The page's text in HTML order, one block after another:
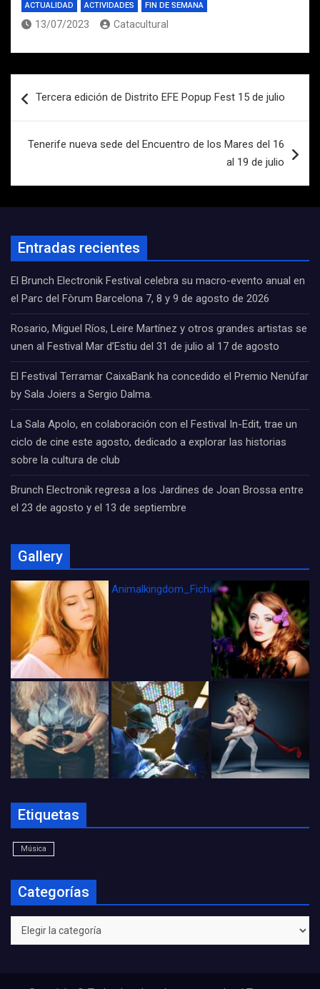
ACTUALIDAD ACTIVIDADES FIN DE SEMANA
13/07/2023 Catacultural
de
Tercera edición de Distrito EFE Popup Fest 15 de julio
Tenerife nueva sede del Encuentro de los Mares del 16
al 19 de julio
Entradas recientes
El Brunch Electronik Festival celebra su macro-evento anual en
el Parc del Fòrum Barcelona 7, 8 y 9 de agosto de 2026
Rosario, Miguel Ríos, Leire Martínez y otros grandes artistas se
unen al Festival Mar d’Estiu del 31 de julio al 17 de agosto
El Festival Terramar CaixaBank ha concedido el Premio Nenúfar
by Sala Joiers a Sergio Dalma.
La Sala Apolo, en colaboración con el Festival In-Edit, trae un
ciclo de cine este agosto, dedicado a explorar las historias
sobre la cultura de club
Brunch Electronik regresa a los Jardines de Joan Brossa entre
el 23 de agosto y el 13 de septiembre
Gallery
Animalkingdom_FichaCine
Etiquetas
Música
Categorías
Categorías